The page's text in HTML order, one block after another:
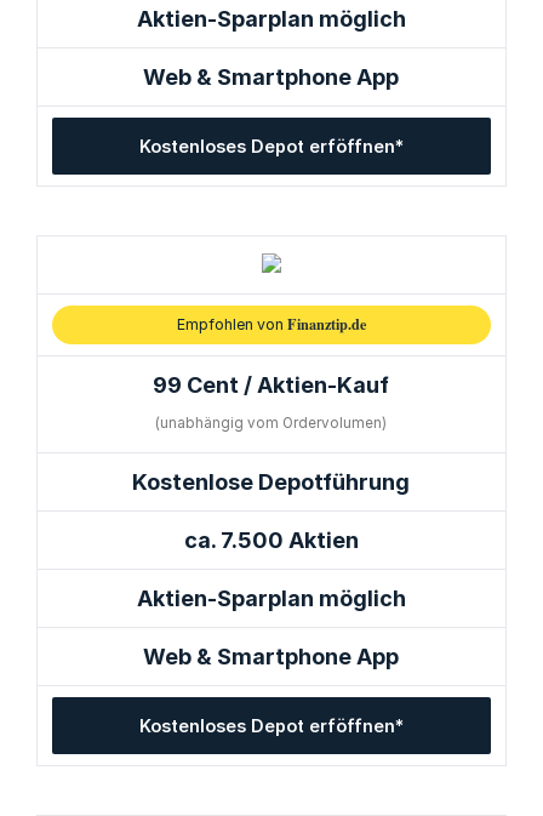
Aktien-Sparplan möglich
Web & Smartphone App
Kostenloses Depot erföffnen*
Empfohlen von Finanztip.de
99 Cent / Aktien-Kauf
(unabhängig vom Ordervolumen)
Kostenlose Depotführung
ca. 7.500 Aktien
Aktien-Sparplan möglich
Web & Smartphone App
Kostenloses Depot erföffnen*